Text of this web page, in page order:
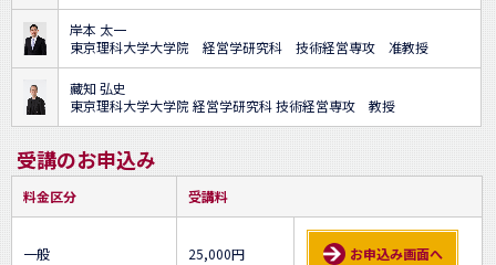
岸本 太一
東京理科大学大学院 経営学研究科 技術経営専攻 准教授
藏知 弘史
東京理科大学大学院 経営学研究科 技術経営専攻 教授
受講のお申込み
料金区分 受講料
一般 25,000円 お申込み画面へ